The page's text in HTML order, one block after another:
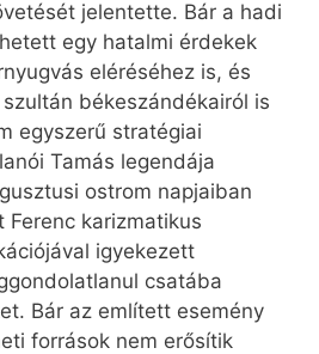
jelentette. Bár a hadi
egy hatalmi érdekek
eléréséhez is, és
békeszándékairól is
egyszerű stratégiai
Tamás legendája
ostrom napjaiban
karizmatikus
igyekezett
csatába
Bár az említett esemény
források nem erősítik